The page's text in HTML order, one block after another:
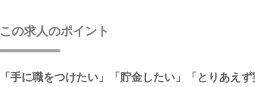
この求人のポイント
「手に職をつけたい」「貯金したい」「とりあえず